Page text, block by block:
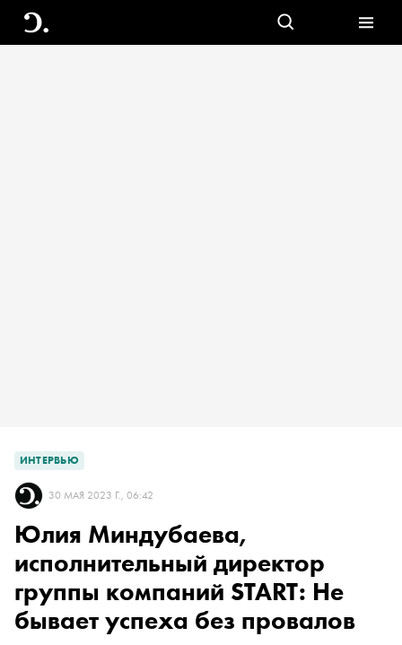
ИНТЕРВЬЮ
30 МАЯ 2023 Г., 06:42
Юлия Миндубаева,
исполнительный директор
группы компаний START: Не
бывает успеха без провалов